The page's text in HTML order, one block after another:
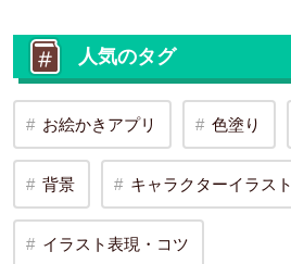
人気のタグ
お絵かきアプリ 色塗り
背景 キャラクターイラスト
イラスト表現・コツ